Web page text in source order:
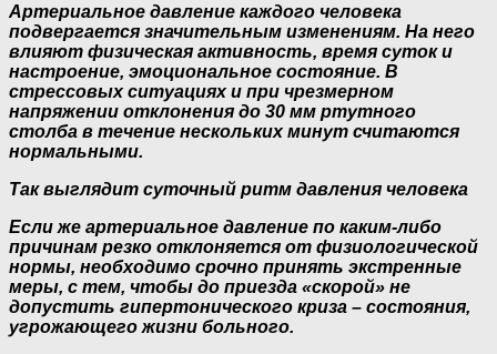
Артериальное давление каждого человека
подвергается значительным изменениям. На него
влияют физическая активность, время суток и
настроение, эмоциональное состояние. В
стрессовых ситуациях и при чрезмерном
напряжении отклонения до 30 мм ртутного
столба в течение нескольких минут считаются
нормальными.
Так выглядит суточный ритм давления человека
Если же артериальное давление по каким-либо
причинам резко отклоняется от физиологической
нормы, необходимо срочно принять экстренные
меры, с тем, чтобы до приезда «скорой» не
допустить гипертонического криза – состояния,
угрожающего жизни больного.